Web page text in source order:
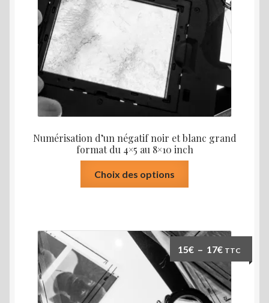
sur
la
page
Numérisation d’un négatif noir et blanc grand
format du 4×5 au 8×10 inch
33€
Choix des options
variations.
peuvent
être
15€ – 17€Plage
de
prix :
15€
TTC